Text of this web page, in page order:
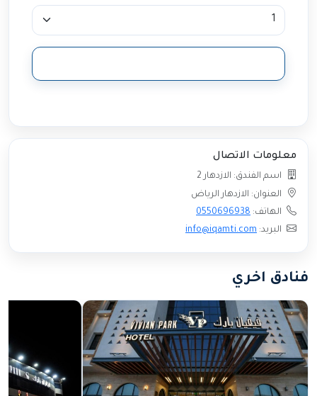
معلومات الاتصال
اسم الفندق: الازدهار 2
العنوان: الازدهار الرياض
الهاتف: 0550696938
البريد: info@iqamti.com
فنادق اخري